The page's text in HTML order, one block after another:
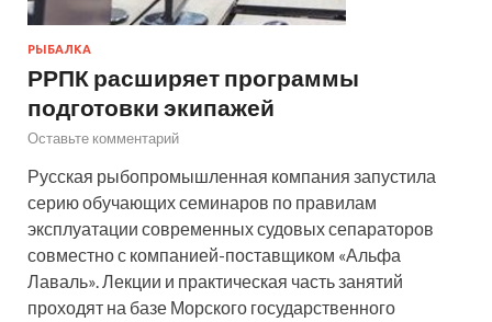
РЫБАЛКА
РРПК расширяет программы
подготовки экипажей
Оставьте комментарий
Русская рыбопромышленная компания запустила
серию обучающих семинаров по правилам
эксплуатации современных судовых сепараторов
совместно с компанией-поставщиком «Альфа
Лаваль». Лекции и практическая часть занятий
проходят на базе Морского государственного